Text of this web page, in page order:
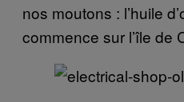
nos moutons : l’huile
commence sur l’île de